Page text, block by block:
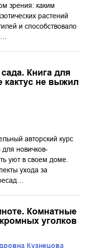
зрения: каким
растений
и способствовало
Книга для
кактус не выжил
авторский курс
новичков-
уют в своем доме.
ухода за
Комнатные
уголков
Кузнецова